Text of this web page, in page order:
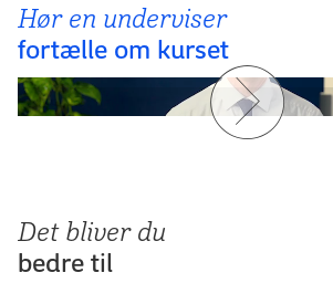
Hør en underviser
fortælle om kurset
Det bliver du
bedre til